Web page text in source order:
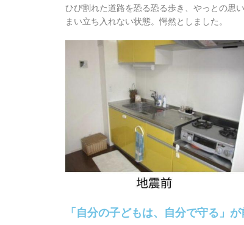
ひび割れた道路を恐る恐る歩き、やっとの思
まい立ち入れない状態。愕然としました。
「自分の子どもは、自分で守る」